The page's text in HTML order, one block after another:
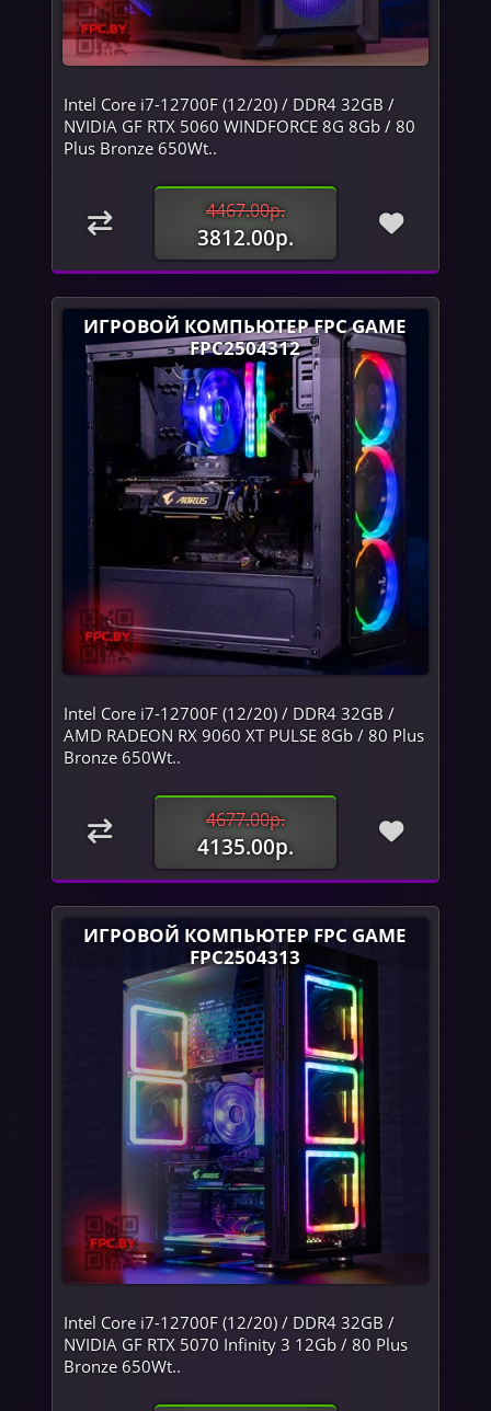
Intel Core i7-12700F (12/20) / DDR4 32GB /
NVIDIA GF RTX 5060 WINDFORCE 8G 8Gb / 80
Plus Bronze 650Wt..
4467.00р.
3812.00р.
ИГРОВОЙ КОМПЬЮТЕР FPC GAME
FPC2504312
Intel Core i7-12700F (12/20) / DDR4 32GB /
AMD RADEON RX 9060 XT PULSE 8Gb / 80 Plus
Bronze 650Wt..
4677.00р.
4135.00р.
ИГРОВОЙ КОМПЬЮТЕР FPC GAME
FPC2504313
Intel Core i7-12700F (12/20) / DDR4 32GB /
NVIDIA GF RTX 5070 Infinity 3 12Gb / 80 Plus
Bronze 650Wt..